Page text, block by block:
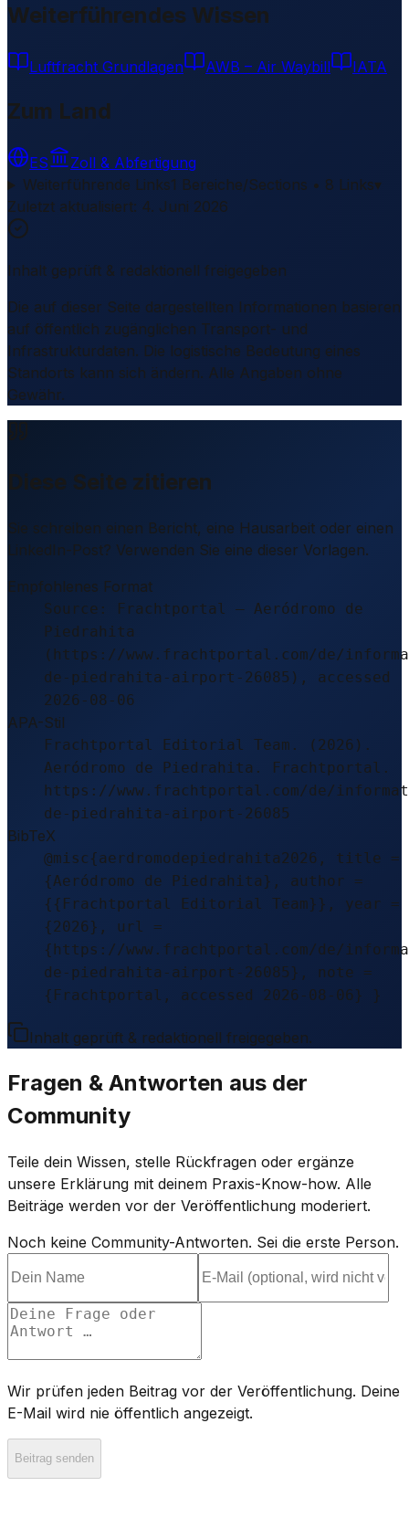
Weiterführendes Wissen
Luftfracht Grundlagen AWB – Air Waybill IATA
Zum Land
ES
Zoll & Abfertigung
Weiterführende Links1 Bereiche/Sections • 8 Links▾
Zuletzt aktualisiert: 4. Juni 2026
Inhalt geprüft & redaktionell freigegeben
Die auf dieser Seite dargestellten Informationen basieren
auf öffentlich zugänglichen Transport- und
Infrastrukturdaten. Die logistische Bedeutung eines
Standorts kann sich ändern. Alle Angaben ohne
Gewähr.
Diese Seite zitieren
Sie schreiben einen Bericht, eine Hausarbeit oder einen
LinkedIn-Post? Verwenden Sie eine dieser Vorlagen.
Empfohlenes Format
Source: Frachtportal – Aeródromo de
Piedrahita
(https://www.frachtportal.com/de/
de-piedrahita-airport-26085), accessed
2026-08-06
APA-Stil
Frachtportal Editorial Team. (2026).
Aeródromo de Piedrahita. Frachtportal.
https://www.frachtportal.com/de/
de-piedrahita-airport-26085
BibTeX
@misc{aerdromodepiedrahita2026, title =
{Aeródromo de Piedrahita}, author =
{{Frachtportal Editorial Team}}, year =
{2026}, url =
{https://www.frachtportal.com/de/
de-piedrahita-airport-26085}, note =
{Frachtportal, accessed 2026-08-06} }
Inhalt geprüft & redaktionell freigegeben.
Fragen & Antworten aus der
Community
Teile dein Wissen, stelle Rückfragen oder ergänze
unsere Erklärung mit deinem Praxis-Know-how. Alle
Beiträge werden vor der Veröffentlichung moderiert.
Noch keine Community-Antworten. Sei die erste Person.
Wir prüfen jeden Beitrag vor der Veröffentlichung. Deine
E-Mail wird nie öffentlich angezeigt.
Beitrag senden